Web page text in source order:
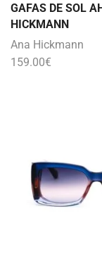
GAFAS DE SOL
HICKMANN
Ana Hickmann
159.00€